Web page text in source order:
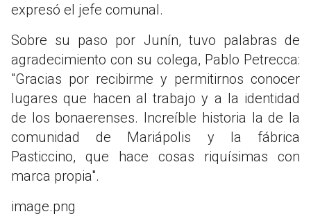
expresó el jefe comunal.
Sobre su paso por Junín, tuvo palabras de
agradecimiento con su colega, Pablo Petrecca:
"Gracias por recibirme y permitirnos conocer
lugares que hacen al trabajo y a la identidad
de los bonaerenses. Increíble historia la de la
comunidad de Mariápolis y la fábrica
Pasticcino, que hace cosas riquísimas con
marca propia".
image.png